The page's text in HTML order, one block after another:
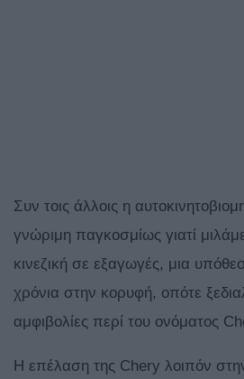
Συν τοις άλλοις η
γνώριμη παγκοσμίως γιατί
κινεζική σε εξαγωγές, μια
χρόνια στην κορυφή, οπότε
αμφιβολίες περί του ονόματος
Η επέλαση της Chery λοιπόν